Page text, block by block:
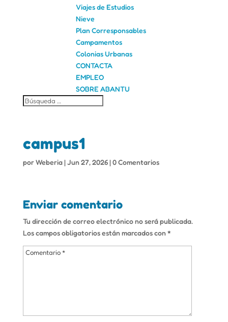
Viajes de Estudios
Nieve
Plan Corresponsables
Campamentos
Colonias Urbanas
CONTACTA
EMPLEO
SOBRE ABANTU
campus1
porWeberia|Jun 27, 2026|0 Comentarios
Enviar comentario
Tu dirección de correo electrónico no será publicada.
Los campos obligatorios están marcados con*